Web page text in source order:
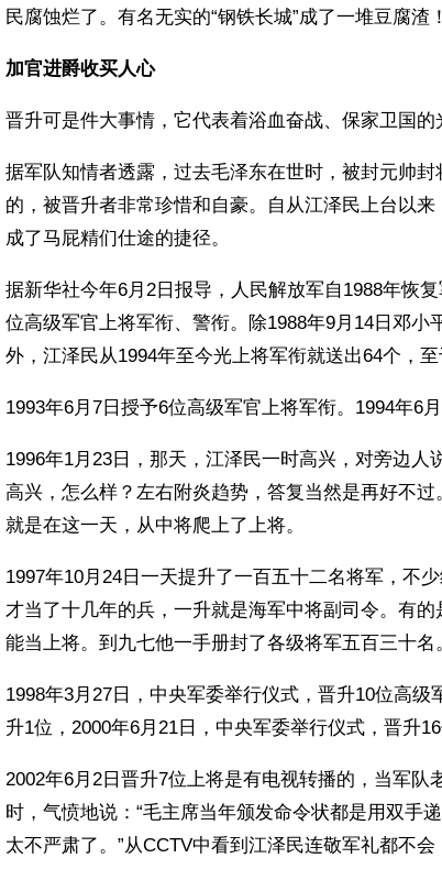
民腐蚀烂了。有名无实的“钢铁长城”成了一堆豆腐渣！
加官进爵收买人心
晋升可是件大事情，它代表着浴血奋战、保家卫国的
据军队知情者透露，过去毛泽东在世时，被封元帅
的，被晋升者非常珍惜和自豪。自从江泽民上台以
成了马屁精们仕途的捷径。
据新华社今年6月2日报导，人民解放军自1988年恢
位高级军官上将军衔、警衔。除1988年9月14日邓小
外，江泽民从1994年至今光上将军衔就送出64个，
1993年6月7日授予6位高级军官上将军衔。1994年6
1996年1月23日，那天，江泽民一时高兴，对旁边
高兴，怎么样？左右附炎趋势，答复当然是再好不过
就是在这一天，从中将爬上了上将。
1997年10月24日一天提升了一百五十二名将军，不
才当了十几年的兵，一升就是海军中将副司令。有
能当上将。到九七他一手册封了各级将军五百三十名
1998年3月27日，中央军委举行仪式，晋升10位高
升1位，2000年6月21日，中央军委举行仪式，晋升
2002年6月2日晋升7位上将是有电视转播的，当军队
时，气愤地说：“毛主席当年颁发命令状都是用双手
太不严肃了。”从CCTV中看到江泽民连敬军礼都不